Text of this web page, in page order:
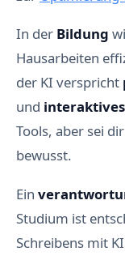
In der Bildung
Hausarbeiten
der KI verspricht
und interaktives
Tools, aber sei
bewusst.
Ein
Studium ist
Schreibens mit